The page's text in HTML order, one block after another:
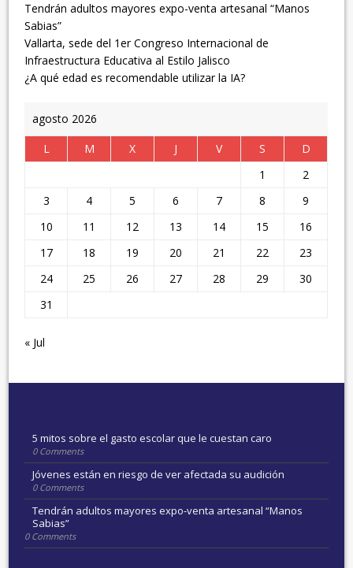
Tendrán adultos mayores expo-venta artesanal “Manos
Sabias”
Vallarta, sede del 1er Congreso Internacional de
Infraestructura Educativa al Estilo Jalisco
¿A qué edad es recomendable utilizar la IA?
agosto 2026
L
M X J V S
D
1
2
3
4 5 6 7 8
9
10
11 12 13 14 15
16
17
18 19 20 21 22
23
24
25 26 27 28 29
30
31
« Jul
5 mitos sobre el gasto escolar que le cuestan caro
0 Comments
Jóvenes están en riesgo de ver afectada su audición
0 Comments
Tendrán adultos mayores expo-venta artesanal “Manos
Sabias”
0 Comments